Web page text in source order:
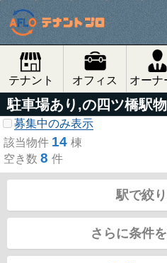
テナント オフィス オーナ
駐車場あり,の四ツ橋駅
募集中のみ表示
該当物件 14 棟
空き数 8 件
駅で絞
さらに条件